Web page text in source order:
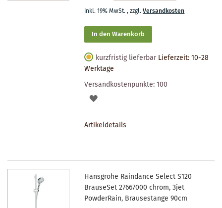
inkl. 19% MwSt.,zzgl.Versandkosten
In den Warenkorb
kurzfristig lieferbar Lieferzeit: 10-28
Werktage
Versandkostenpunkte:100
AUF
Artikeldetails
Hansgrohe Raindance Select S120
BrauseSet 27667000 chrom, 3jet
PowderRain, Brausestange 90cm